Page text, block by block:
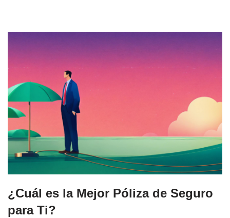
¿Cuál es la Mejor Póliza de Seguro
para Ti?